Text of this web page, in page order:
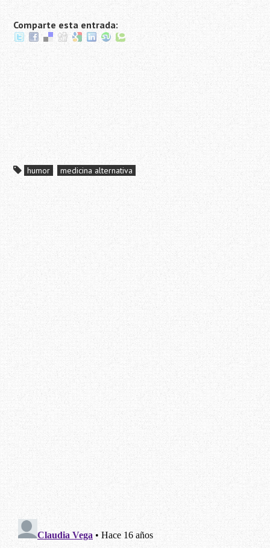
Comparte esta entrada:
humor medicina alternativa